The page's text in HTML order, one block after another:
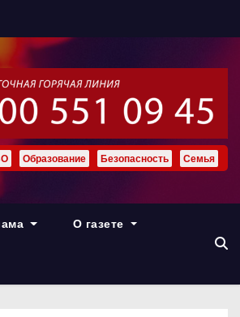
Образование Безопасность Семья
О газете